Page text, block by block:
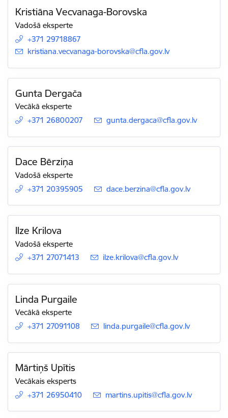
Kristiāna Vecvanaga-Borovska
Vadošā eksperte
+371 29718867
E-pasts:
kristiana.vecvanaga-borovska@cfla.gov.lv
Gunta Dergača
Vecākā eksperte
+371 26800207
E-pasts:
gunta.dergaca@cfla.gov.lv
Dace Bērziņa
Vadošā eksperte
+371 20395905
E-pasts:
dace.berzina@cfla.gov.lv
Ilze Krilova
Vadošā eksperte
+371 27071413
E-pasts:
ilze.krilova@cfla.gov.lv
Linda Purgaile
Vecākā eksperte
+371 27091108
E-pasts:
linda.purgaile@cfla.gov.lv
Mārtiņš Upītis
Vecākais eksperts
+371 26950410
E-pasts:
martins.upitis@cfla.gov.lv